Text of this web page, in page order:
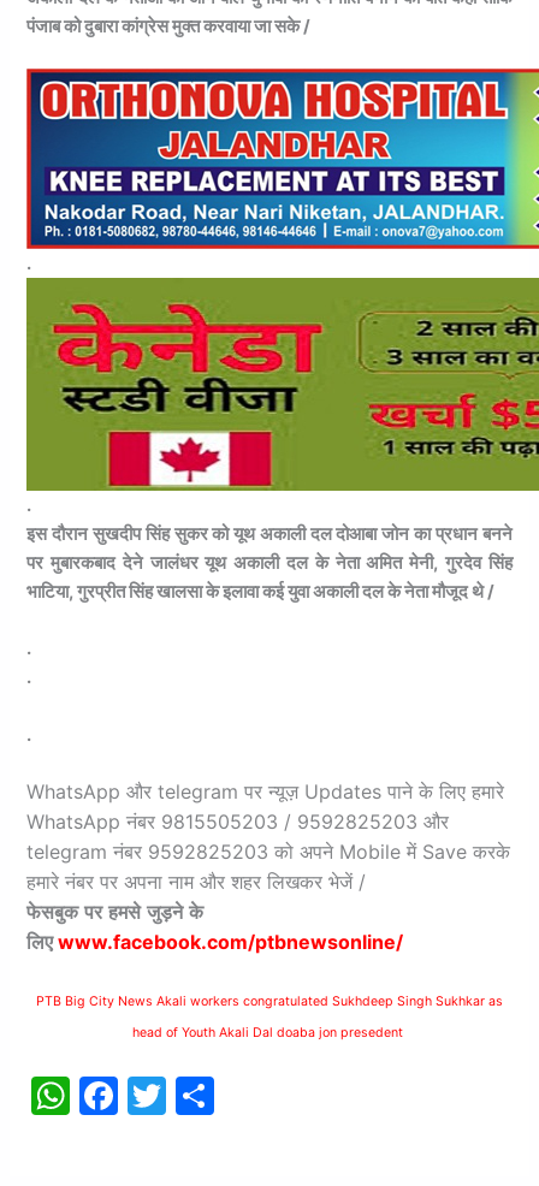
पंजाब को दुबारा कांग्रेस मुक्त करवाया जा सके /
.
.
इस दौरान सुखदीप सिंह सुकर को यूथ अकाली दल दोआबा जोन का प्रधान बनने
पर मुबारकबाद देने जालंधर यूथ अकाली दल के नेता अमित मेनी, गुरदेव सिंह
भाटिया, गुरप्रीत सिंह खालसा के इलावा कई युवा अकाली दल के नेता मौजूद थे /
.
.
.
WhatsApp और telegram पर न्यूज़ Updates पाने के लिए हमारे
WhatsApp नंबर 9815505203 / 9592825203 और
telegram नंबर 9592825203 को अपने Mobile में Save करके
हमारे नंबर पर अपना नाम और शहर लिखकर भेजें /
फेसबुक पर हमसे जुड़ने के
लिए www.facebook.com/ptbnewsonline/
PTB Big City News Akali workers congratulated Sukhdeep Singh Sukhkar as
head of Youth Akali Dal doaba jon presedent
W F
T